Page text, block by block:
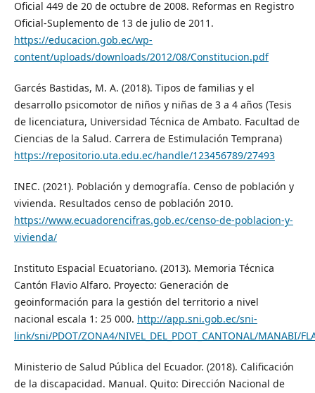
Oficial 449 de 20 de octubre de 2008. Reformas en Registro
Oficial-Suplemento de 13 de julio de 2011.
https://educacion.gob.ec/wp-
content/uploads/downloads/2012/08/Constitucion.pdf
Garcés Bastidas, M. A. (2018). Tipos de familias y el
desarrollo psicomotor de niños y niñas de 3 a 4 años (Tesis
de licenciatura, Universidad Técnica de Ambato. Facultad de
Ciencias de la Salud. Carrera de Estimulación Temprana)
https://repositorio.uta.edu.ec/handle/123456789/27493
INEC. (2021). Población y demografía. Censo de población y
vivienda. Resultados censo de población 2010.
https://www.ecuadorencifras.gob.ec/censo-de-poblacion-y-
vivienda/
Instituto Espacial Ecuatoriano. (2013). Memoria Técnica
Cantón Flavio Alfaro. Proyecto: Generación de
geoinformación para la gestión del territorio a nivel
nacional escala 1: 25 000. http://app.sni.gob.ec/sni-
link/sni/PDOT/ZONA4/NIVEL_DEL_PDOT_CANTONAL/MANABI/
Ministerio de Salud Pública del Ecuador. (2018). Calificación
de la discapacidad. Manual. Quito: Dirección Nacional de